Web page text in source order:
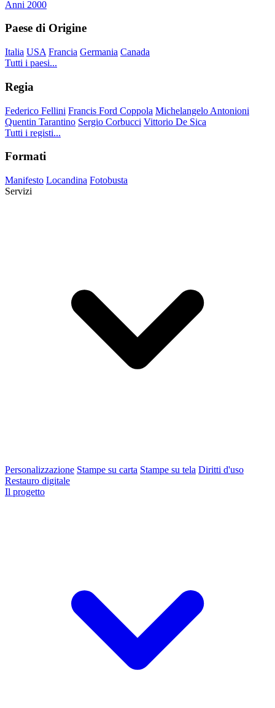
Anni 2000
Paese di Origine
Italia USA Francia Germania Canada
Tutti i paesi...
Regia
Federico Fellini Francis Ford Coppola Michelangelo Antonioni
Quentin Tarantino Sergio Corbucci Vittorio De Sica
Tutti i registi...
Formati
Manifesto Locandina Fotobusta
Servizi
Personalizzazione Stampe su carta Stampe su tela Diritti d'uso
Restauro digitale
Il progetto